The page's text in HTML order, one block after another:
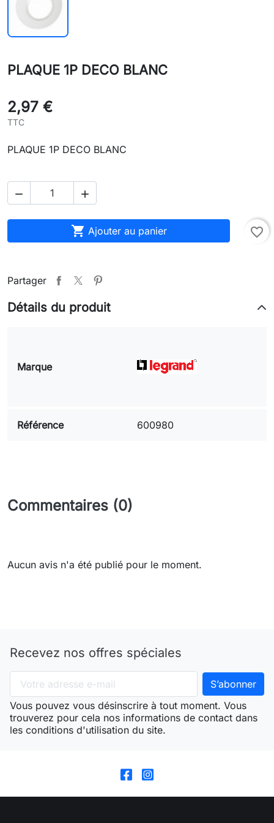
PLAQUE 1P DECO BLANC
2,97 €
TTC
PLAQUE 1P DECO BLANC
 
 Ajouter au panier favorite_border
Partager
Détails du produit
Marque
Référence 600980
Commentaires (0)
Aucun avis n'a été publié pour le moment.
Recevez nos offres spéciales
Vous pouvez vous désinscrire à tout moment. Vous
trouverez pour cela nos informations de contact dans
les conditions d'utilisation du site.